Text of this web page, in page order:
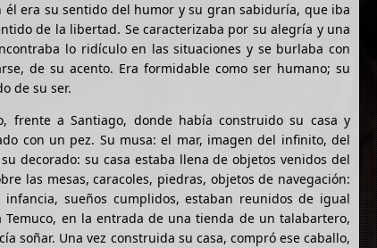
era su sentido del humor y su gran sabiduría, que iba
de la libertad. Se caracterizaba por su alegría y una
lo ridículo en las situaciones y se burlaba con
de su acento. Era formidable como ser humano; su
de su ser.
frente a Santiago, donde había construido su casa y
con un pez. Su musa: el mar, imagen del infinito, del
decorado: su casa estaba llena de objetos venidos del
las mesas, caracoles, piedras, objetos de navegación:
sueños cumplidos, estaban reunidos de igual
en la entrada de una tienda de un talabartero,
soñar. Una vez construida su casa, compró ese caballo,